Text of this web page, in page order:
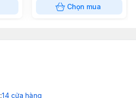
Chọn mua
:14 cửa hàng